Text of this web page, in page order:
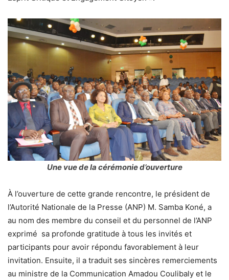
Une vue de la cérémonie d’ouverture
À l’ouverture de cette grande rencontre, le président de
l’Autorité Nationale de la Presse (ANP) M. Samba Koné, a
au nom des membre du conseil et du personnel de l’ANP
exprimé sa profonde gratitude à tous les invités et
participants pour avoir répondu favorablement à leur
invitation. Ensuite, il a traduit ses sincères remerciements
au ministre de la Communication Amadou Coulibaly et le